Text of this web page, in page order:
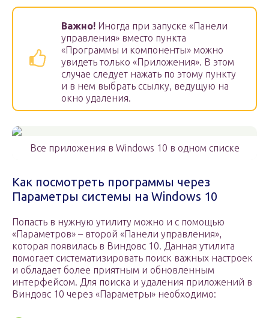
Важно! Иногда при запуске «Панели
управления» вместо пункта
«Программы и компоненты» можно
увидеть только «Приложения». В этом
случае следует нажать по этому пункту
и в нем выбрать ссылку, ведущую на
окно удаления.
Все приложения в Windows 10 в одном списке
Как посмотреть программы через
Параметры системы на Windows 10
Попасть в нужную утилиту можно и с помощью
«Параметров» – второй «Панели управления»,
которая появилась в Виндовс 10. Данная утилита
помогает систематизировать поиск важных настроек
и обладает более приятным и обновленным
интерфейсом. Для поиска и удаления приложений в
Виндовс 10 через «Параметры» необходимо: